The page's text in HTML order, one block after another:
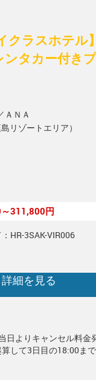
クラスホテル
タカー付き
ＡＮＡ
リゾートエリア）
311,800円
HR-3SAK-VIR006
細を見る
日よりキャンセル料金
して3日目の18:00ま